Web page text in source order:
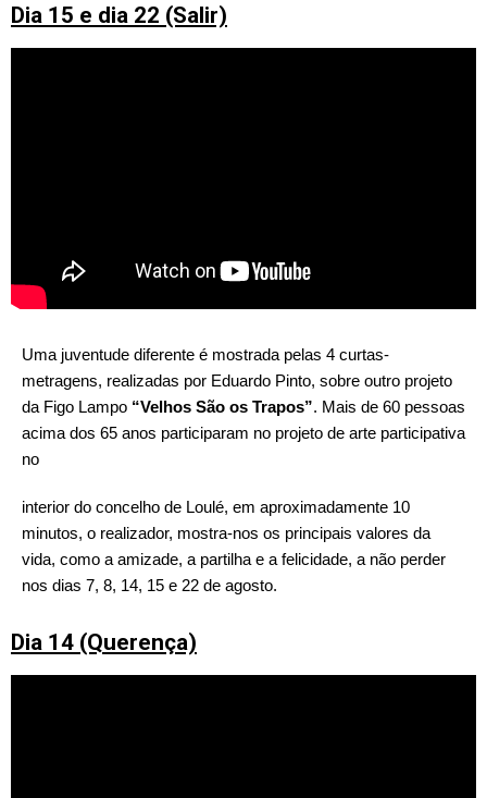
Dia 15 e dia 22 (Salir)
Uma juventude diferente é mostrada pelas 4 curtas-
metragens, realizadas por Eduardo Pinto, sobre outro projeto
da Figo Lampo “Velhos São os Trapos”. Mais de 60 pessoas
acima dos 65 anos participaram no projeto de arte participativa
no
interior do concelho de Loulé, em aproximadamente 10
minutos, o realizador, mostra-nos os principais valores da
vida, como a amizade, a partilha e a felicidade, a não perder
nos dias 7, 8, 14, 15 e 22 de agosto.
Dia 14 (Querença)